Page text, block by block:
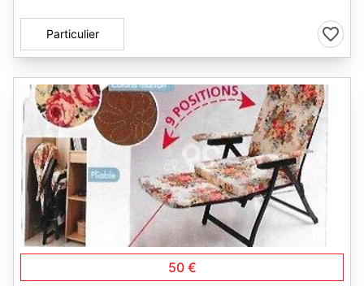
Particulier
50 €